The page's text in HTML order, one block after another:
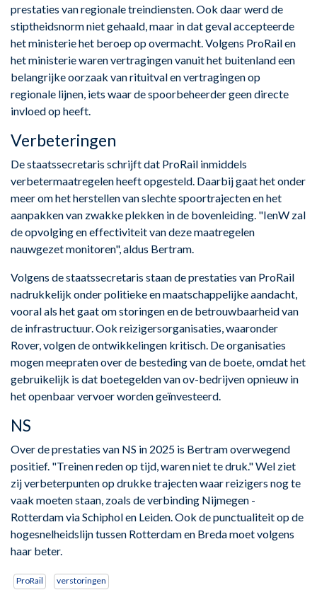
prestaties van regionale treindiensten. Ook daar werd de
stiptheidsnorm niet gehaald, maar in dat geval accepteerde
het ministerie het beroep op overmacht. Volgens ProRail en
het ministerie waren vertragingen vanuit het buitenland een
belangrijke oorzaak van rituitval en vertragingen op
regionale lijnen, iets waar de spoorbeheerder geen directe
invloed op heeft.
Verbeteringen
De staatssecretaris schrijft dat ProRail inmiddels
verbetermaatregelen heeft opgesteld. Daarbij gaat het onder
meer om het herstellen van slechte spoortrajecten en het
aanpakken van zwakke plekken in de bovenleiding. "IenW zal
de opvolging en effectiviteit van deze maatregelen
nauwgezet monitoren", aldus Bertram.
Volgens de staatssecretaris staan de prestaties van ProRail
nadrukkelijk onder politieke en maatschappelijke aandacht,
vooral als het gaat om storingen en de betrouwbaarheid van
de infrastructuur. Ook reizigersorganisaties, waaronder
Rover, volgen de ontwikkelingen kritisch. De organisaties
mogen meepraten over de besteding van de boete, omdat het
gebruikelijk is dat boetegelden van ov-bedrijven opnieuw in
het openbaar vervoer worden geïnvesteerd.
NS
Over de prestaties van NS in 2025 is Bertram overwegend
positief. "Treinen reden op tijd, waren niet te druk." Wel ziet
zij verbeterpunten op drukke trajecten waar reizigers nog te
vaak moeten staan, zoals de verbinding Nijmegen -
Rotterdam via Schiphol en Leiden. Ook de punctualiteit op de
hogesnelheidslijn tussen Rotterdam en Breda moet volgens
haar beter.
ProRail verstoringen